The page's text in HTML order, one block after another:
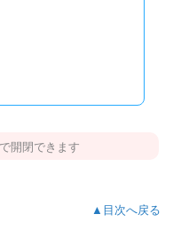
開閉できます
▲目次へ戻る